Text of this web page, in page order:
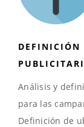
DEFINICIÓN
Análisis y
para las
Definición de